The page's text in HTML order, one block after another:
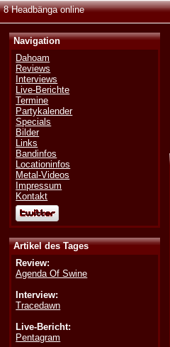
8 Headbänga online
Navigation
Dahoam
Reviews
Interviews
Live-Berichte
Termine
Partykalender
Specials
Bilder
Links
Bandinfos
Locationinfos
Metal-Videos
Impressum
Kontakt
Artikel des Tages
Review:
Agenda Of Swine
Interview:
Tracedawn
Live-Bericht:
Pentagram